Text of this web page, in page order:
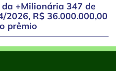
+Milionária 347 de
2026, R$ 36.000.000,00
prêmio